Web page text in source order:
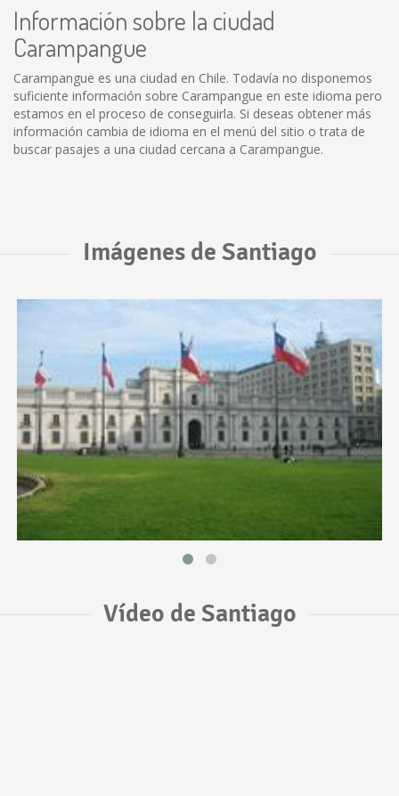
Información sobre la ciudad
Carampangue
Carampangue es una ciudad en Chile. Todavía no disponemos
suficiente información sobre Carampangue en este idioma pero
estamos en el proceso de conseguirla. Si deseas obtener más
información cambia de idioma en el menú del sitio o trata de
buscar pasajes a una ciudad cercana a Carampangue.
Imágenes de Santiago
Vídeo de Santiago